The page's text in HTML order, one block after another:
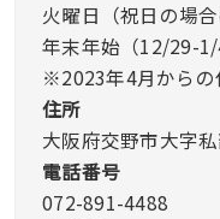
火曜日（祝日の場
年末年始（12/29-1/
※2023年4月からの
住所
大阪府交野市大字
電話番号
072-891-4488